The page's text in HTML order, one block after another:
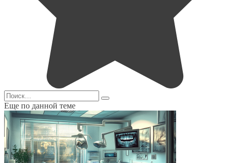
Search
for:
Еще по данной теме